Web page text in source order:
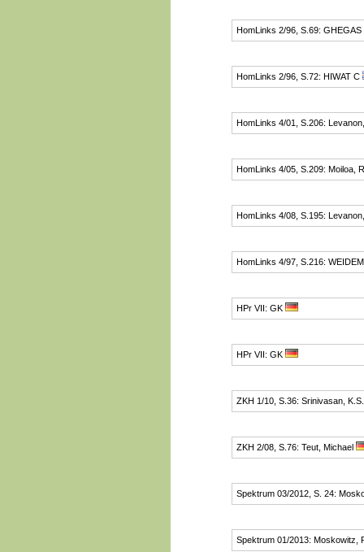
HomLinks 2/96, S.69: GHEGAS
HomLinks 2/96, S.72: HIWAT C
HomLinks 4/01, S.206:
HomLinks 4/05, S.209: Moiloa,
HomLinks 4/08, S.195:
HomLinks 4/97, S.216:
HPr VII: GK
HPr VII: GK
ZKH 1/10, S.36: Srinivasan, K.S.
ZKH 2/08, S.76: Teut, Michael
Spektrum 03/2012, S. 24:
Spektrum 01/2013: Moskowitz,